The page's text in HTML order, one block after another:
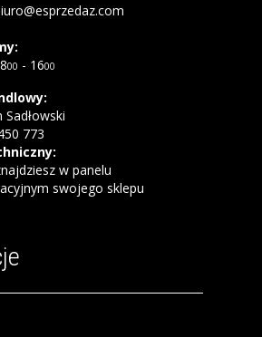
00 - 1600
Sadłowski
773
w panelu
swojego sklepu